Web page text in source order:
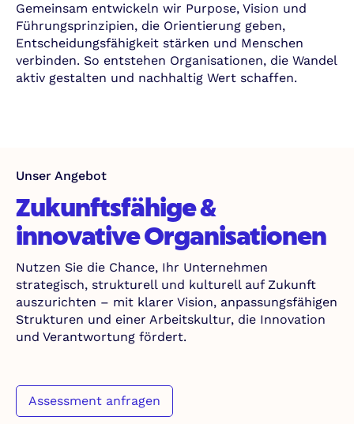
Gemeinsam entwickeln wir Purpose, Vision und
Führungsprinzipien, die Orientierung geben,
Entscheidungsfähigkeit stärken und Menschen
verbinden. So entstehen Organisationen, die Wandel
aktiv gestalten und nachhaltig Wert schaffen.
Unser Angebot
Zukunftsfähige &
innovative Organisationen
Nutzen Sie die Chance, Ihr Unternehmen
strategisch, strukturell und kulturell auf Zukunft
auszurichten – mit klarer Vision, anpassungsfähigen
Strukturen und einer Arbeitskultur, die Innovation
und Verantwortung fördert.
Assessment anfragen